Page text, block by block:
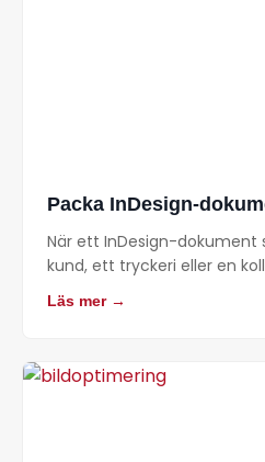
Packa InDesign-
När ett InDesign-dokument
kund, ett tryckeri eller en
Läs mer →